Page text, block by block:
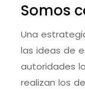
Somos
Una
las ideas de
autoridades
realizan los